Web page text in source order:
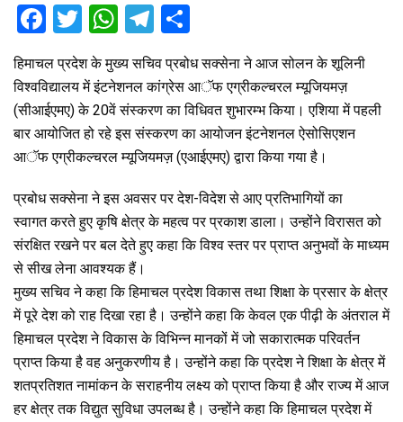
F
ce
b
o
o
k
T
wi
tt
er
W
at
s
A
p
p
T
e
gr
a
m
ar
e
हिमाचल प्रदेश के मुख्य सचिव प्रबोध सक्सेना ने आज सोलन के शूलिनी
विश्वविद्यालय में इंटनेशनल कांग्रेस आॅफ एग्रीकल्चरल म्यूजियमज़
(सीआईएमए) के 20वें संस्करण का विधिवत शुभारम्भ किया। एशिया में पहली
बार आयोजित हो रहे इस संस्करण का आयोजन इंटनेशनल ऐसोसिएशन
आॅफ एग्रीकल्चरल म्यूजियमज़ (एआईएमए) द्वारा किया गया है।
प्रबोध सक्सेना ने इस अवसर पर देश-विदेश से आए प्रतिभागियों का
स्वागत करते हुए कृषि क्षेत्र के महत्व पर प्रकाश डाला। उन्होंने विरासत को
संरक्षित रखने पर बल देते हुए कहा कि विश्व स्तर पर प्राप्त अनुभवों के माध्यम
से सीख लेना आवश्यक हैं।
मुख्य सचिव ने कहा कि हिमाचल प्रदेश विकास तथा शिक्षा के प्रसार के क्षेत्र
में पूरे देश को राह दिखा रहा है। उन्होंने कहा कि केवल एक पीढ़ी के अंतराल में
हिमाचल प्रदेश ने विकास के विभिन्न मानकों में जो सकारात्मक परिवर्तन
प्राप्त किया है वह अनुकरणीय है। उन्होंने कहा कि प्रदेश ने शिक्षा के क्षेत्र में
शतप्रतिशत नामांकन के सराहनीय लक्ष्य को प्राप्त किया है और राज्य में आज
हर क्षेत्र तक विद्युत सुविधा उपलब्ध है। उन्होंने कहा कि हिमाचल प्रदेश में